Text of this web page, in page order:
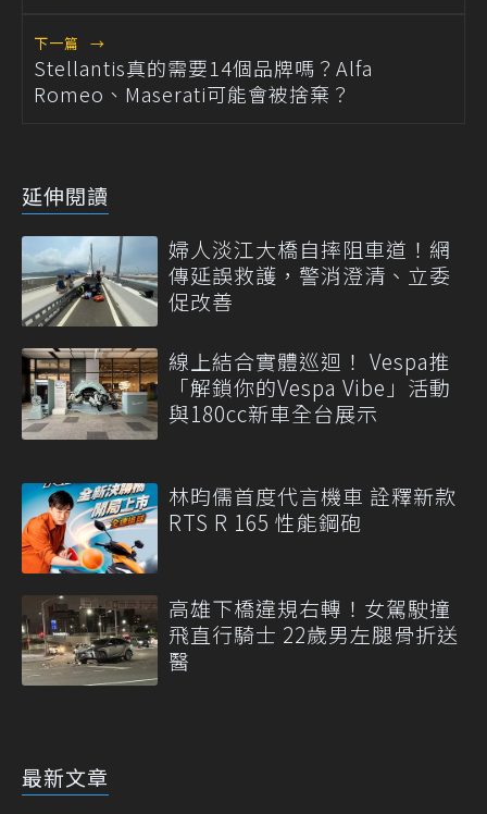
下一篇 →
Stellantis真的需要14個品牌嗎？Alfa
Romeo、Maserati可能會被捨棄？
延伸閱讀
婦人淡江大橋自摔阻車道！網
傳延誤救護，警消澄清、立委
促改善
線上結合實體巡迴！ Vespa推
「解鎖你的Vespa Vibe」活動
與180cc新車全台展示
林昀儒首度代言機車 詮釋新款
RTS R 165 性能鋼砲
高雄下橋違規右轉！女駕駛撞
飛直行騎士 22歲男左腿骨折送
醫
最新文章